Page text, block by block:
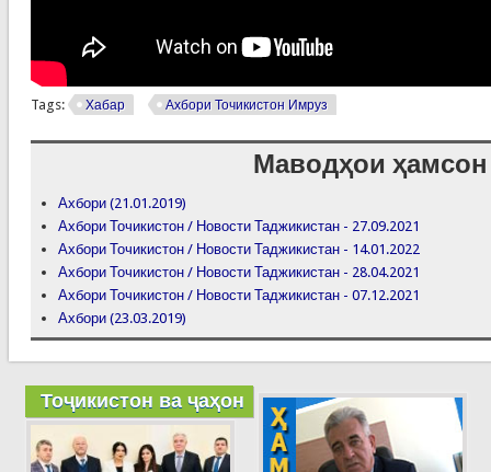
Tags: Хабар Ахбори Точикистон Имруз
Маводҳои ҳамсон
Ахбори (21.01.2019)
Ахбори Точикистон / Новости Таджикистан - 27.09.2021
Ахбори Точикистон / Новости Таджикистан - 14.01.2022
Ахбори Точикистон / Новости Таджикистан - 28.04.2021
Ахбори Точикистон / Новости Таджикистан - 07.12.2021
Ахбори (23.03.2019)
Тоҷикистон ва ҷаҳон